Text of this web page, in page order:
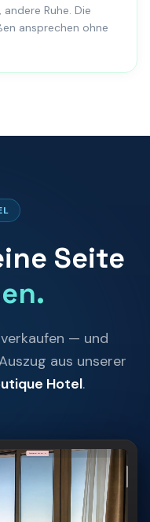
Ruhe. Die
ansprechen ohne
Seite
— und
aus unserer
Hotel.